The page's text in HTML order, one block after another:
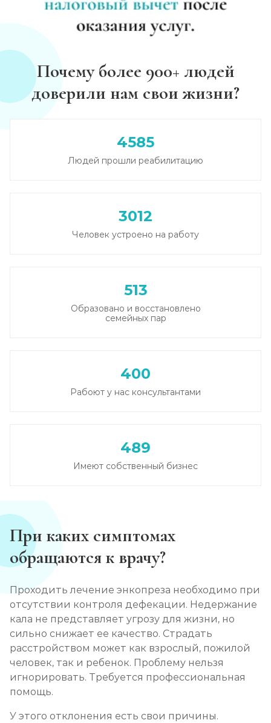
Почему более 900+ людей
доверили нам свои жизни?
4585
Людей прошли реабилитацию
3012
Человек устроено на работу
513
Образовано и восстановлено
семейных пар
400
Рабоют у нас консультантами
489
Имеют собственный бизнес
При каких симптомах
обращаются к врачу?
Проходить лечение энкопреза необходимо при
отсутствии контроля дефекации. Недержание
кала не представляет угрозу для жизни, но
сильно снижает ее качество. Страдать
расстройством может как взрослый, пожилой
человек, так и ребенок. Проблему нельзя
игнорировать. Требуется профессиональная
помощь.
У этого отклонения есть свои причины.